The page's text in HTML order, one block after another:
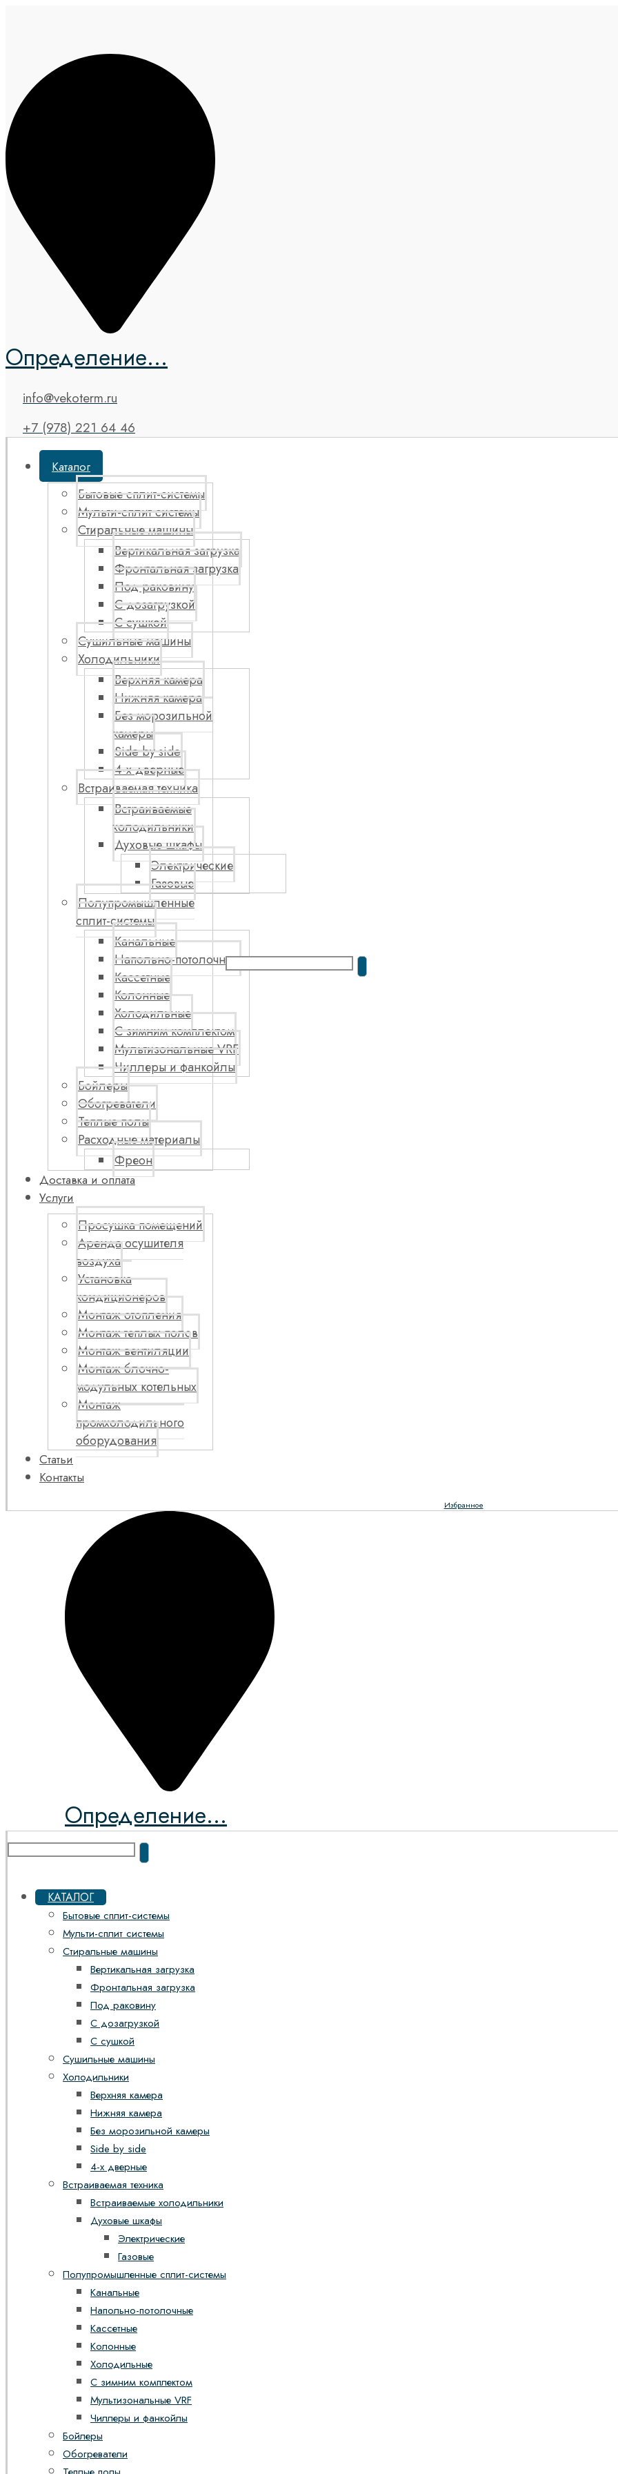
Определение...
info@vekoterm.ru
+7 (978) 221 64 46
Каталог
Бытовые сплит-системы
Мульти-сплит системы
Стиральные машины
Вертикальная загрузка
Фронтальная загрузка
Под раковину
С дозагрузкой
С сушкой
Сушильные машины
Холодильники
Верхняя камера
Нижняя камера
Без морозильной
камеры
Side by side
4-х дверные
Встраиваемая техника
Встраиваемые
холодильники
Духовые шкафы
Электрические
Газовые
Полупромышленные
сплит-системы
Канальные
Напольно-потолочные
Кассетные
Колонные
Холодильные
С зимним комплектом
Мультизональные VRF
Чиллеры и фанкойлы
Бойлеры
Обогреватели
Теплые полы
Расходные материалы
Фреон
Доставка и оплата
Услуги
Просушка помещений
Аренда осушителя
воздуха
Установка
кондиционеров
Монтаж отопления
Монтаж теплых полов
Монтаж вентиляции
Монтаж блочно-
модульных котельных
Монтаж
промхолодильного
оборудования
Статьи
Контакты
Избранное
Определение...
КАТАЛОГ
Бытовые сплит-системы
Мульти-сплит системы
Стиральные машины
Вертикальная загрузка
Фронтальная загрузка
Под раковину
С дозагрузкой
С сушкой
Сушильные машины
Холодильники
Верхняя камера
Нижняя камера
Без морозильной камеры
Side by side
4-х дверные
Встраиваемая техника
Встраиваемые холодильники
Духовые шкафы
Электрические
Газовые
Полупромышленные сплит-системы
Канальные
Напольно-потолочные
Кассетные
Колонные
Холодильные
С зимним комплектом
Мультизональные VRF
Чиллеры и фанкойлы
Бойлеры
Обогреватели